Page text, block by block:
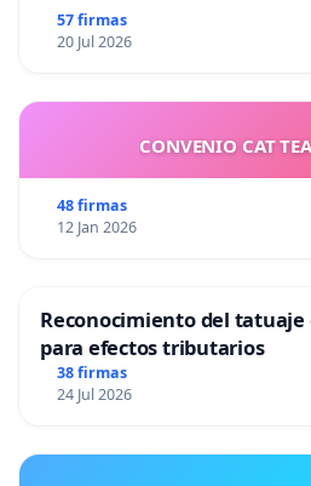
57 firmas
20 Jul 2026
CONVENIO CAT
48 firmas
12 Jan 2026
Reconocimiento del tatuaje
para efectos tributarios
38 firmas
24 Jul 2026